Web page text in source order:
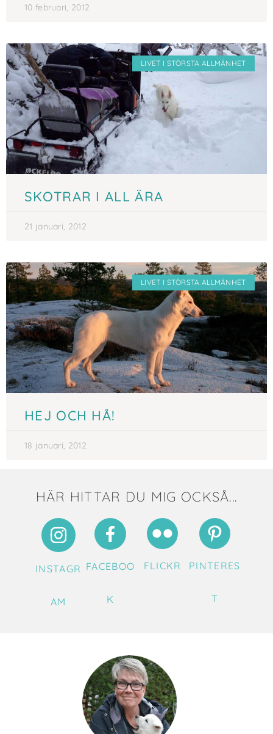
10 februari, 2012
LIVET I STÖRSTA ALLMÄNHET
SKOTRAR I ALL ÄRA
21 januari, 2012
LIVET I STÖRSTA ALLMÄNHET
HEJ OCH HÅ!
18 januari, 2012
HÄR HITTAR DU MIG OCKSÅ...
INSTAGR
AM
FACEBOO
K
FLICKR PINTERES
T